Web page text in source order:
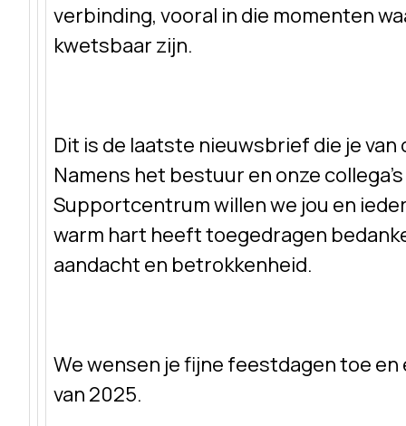
verbinding, vooral in die momenten
kwetsbaar zijn.
Dit is de laatste nieuwsbrief die je
Namens het bestuur en onze
Supportcentrum willen we jou en
warm hart heeft toegedragen
aandacht en betrokkenheid.
We wensen je fijne feestdagen toe en
van 2025.